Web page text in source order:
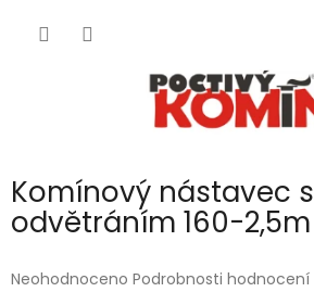
Komínový nástavec s
odvětráním 160-2,5m
Průměrné
Neohodnoceno Podrobnosti hodnocení